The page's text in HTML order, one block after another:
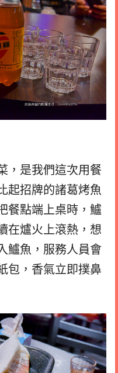
，是我們這次用餐
起招牌的諸葛烤魚
餐點端上桌時，鱸
在爐火上滾熱， 想
鱸魚， 服務人員會
包，香氣立即撲鼻